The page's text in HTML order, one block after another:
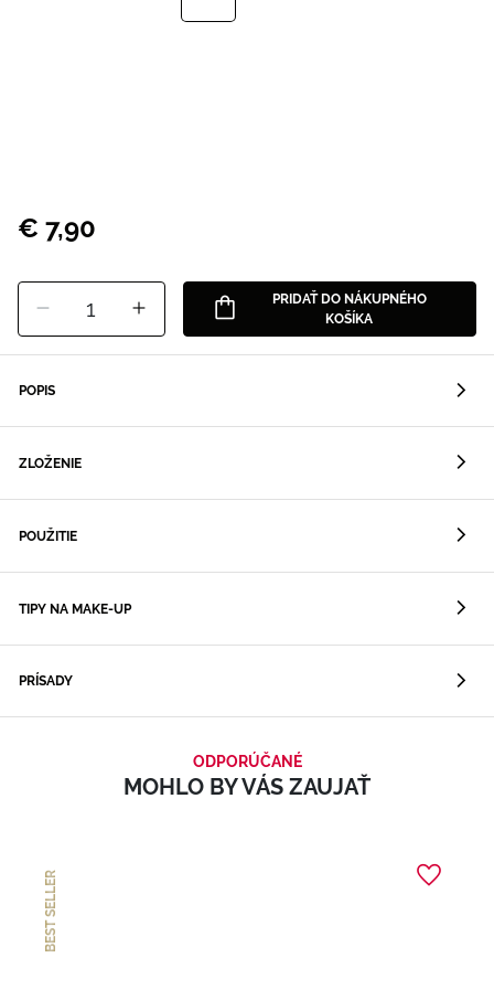
€ 7,90
1
PRIDAŤ DO NÁKUPNÉHO
KOŠÍKA
POPIS
ZLOŽENIE
POUŽITIE
TIPY NA MAKE-UP
PRÍSADY
ODPORÚČANÉ
MOHLO BY VÁS ZAUJAŤ
BEST SELLER